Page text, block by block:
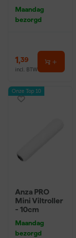
P220
Maandag
bezorgd
1,39
incl. BTW
Onze Top 10
Anza PRO
Mini Viltroller
- 10cm
Maandag
bezorgd